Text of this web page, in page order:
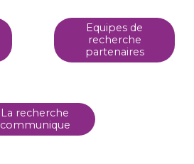
Equipes de
recherche
partenaires
La recherche
communique